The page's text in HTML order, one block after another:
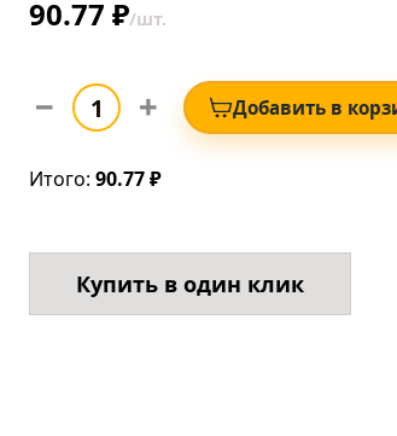
90.77 ₽/шт.
Добавить в
Итого: 90.77 ₽
Купить в один клик